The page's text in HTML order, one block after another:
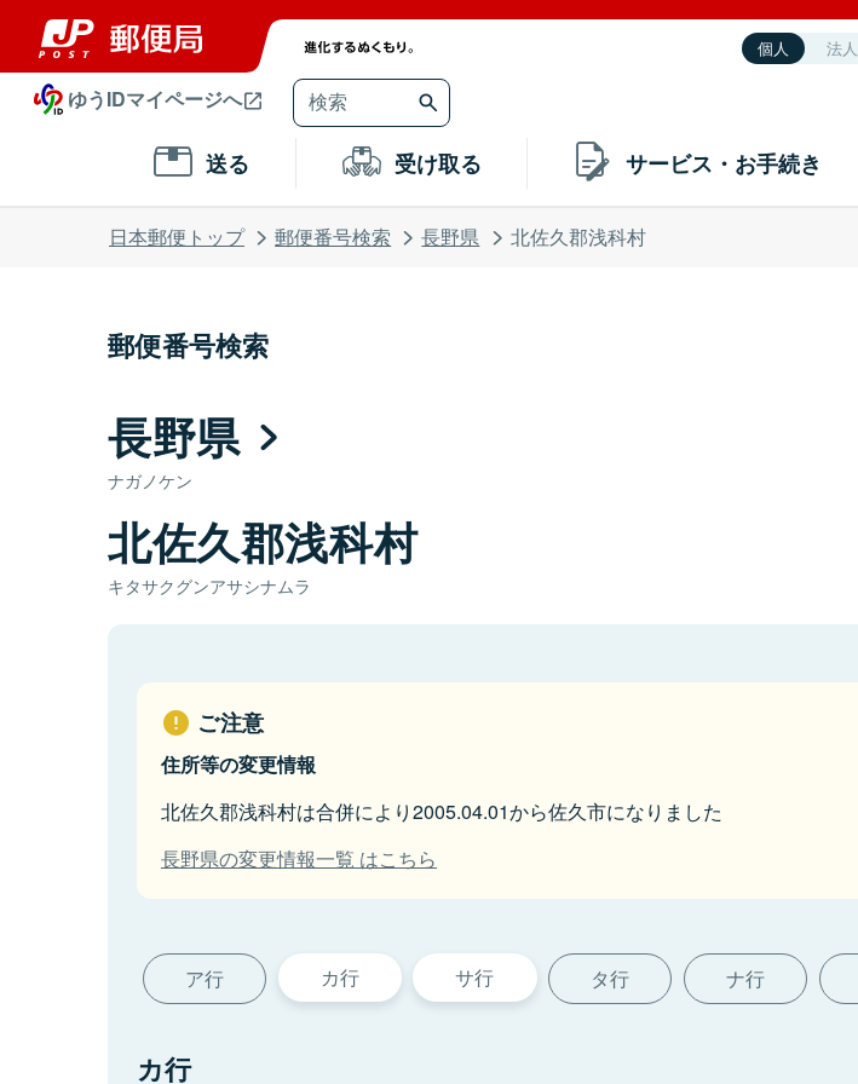
個人 法人
ゆうIDマイページへ
送る 受け取る サービス・お手続き
日本郵便トップ 郵便番号検索 長野県 北佐久郡浅科村
郵便番号検索
長野県
ナガノケン
北佐久郡浅科村
キタサクグンアサシナムラ
ご注意
住所等の変更情報
北佐久郡浅科村は合併により2005.04.01から佐久市になりました
長野県の変更情報一覧 はこちら
ア行 カ行 サ行 タ行 ナ行
カ行